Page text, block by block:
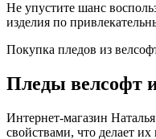
Не упустите шанс
изделия по
Покупка пледов из
Пледы велсофт
Интернет-магазин
свойствами, что делает